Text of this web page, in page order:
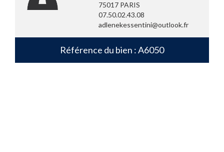
75017 PARIS
07.50.02.43.08
adlenekessentini@outlook.fr
Référence du bien : A6050